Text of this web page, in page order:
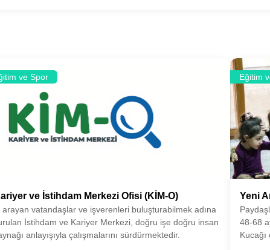
ve Spor
ve İstihdam Merkezi Ofisi (KİM-O)
arayan vatandaşlar ve işverenleri buluşturabilmek adına
İstihdam ve Kariyer Merkezi, doğru işe doğru insan
anlayışıyla çalışmalarını sürdürmektedir.
Eğitim
Yeni
48-68
Kucağı